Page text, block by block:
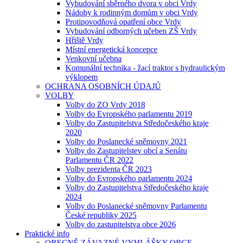
Vybudování sběrného dvora v obci Vrdy
Nádoby k rodinným domům v obci Vrdy
Protipovodňová opatření obce Vrdy
Vybudování odborných učeben ZŠ Vrdy
Hřiště Vrdy
Místní energetická koncepce
Venkovní učebna
Komunální technika - žací traktor s hydraulickým
výklopem
OCHRANA OSOBNÍCH ÚDAJŮ
VOLBY
Volby do ZO Vrdy 2018
Volby do Evropského parlamentu 2019
Volby do Zastupitelstva Středočeského kraje
2020
Volby do Poslanecké sněmovny 2021
Volby do Zastupitelstev obcí a Senátu
Parlamentu ČR 2022
Volby prezidenta ČR 2023
Volby do Evropského parlamentu 2024
Volby do Zastupitelstva Středočeského kraje
2024
Volby do Poslanecké sněmovny Parlamentu
České republiky 2025
Volby do zastupitelstva obce 2026
Praktické info